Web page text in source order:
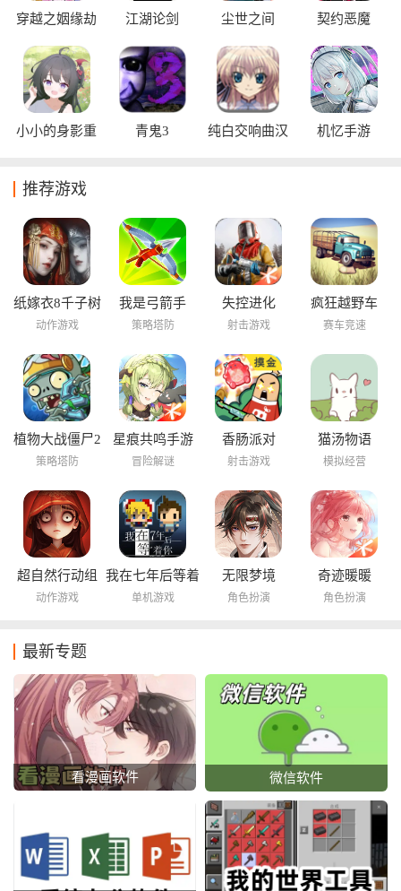
穿越之姻缘劫 江湖论剑 尘世之间 契约恶魔
小小的身影重
青鬼3
纯白交响曲汉
机忆手游
推荐游戏
纸嫁衣8千子树
动作游戏
我是弓箭手
策略塔防
失控进化
射击游戏
疯狂越野车
赛车竞速
植物大战僵尸2
海底世界
策略塔防
星痕共鸣手游
冒险解谜
香肠派对
射击游戏
猫汤物语
模拟经营
超自然行动组
动作游戏
我在七年后等着
你
单机游戏
无限梦境
角色扮演
奇迹暖暖
角色扮演
最新专题
看漫画软件 微信软件